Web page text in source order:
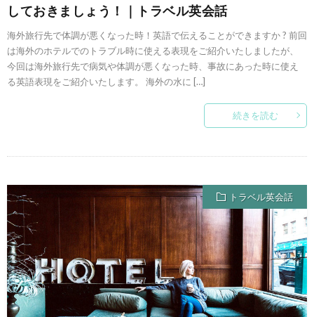
しておきましょう！｜トラベル英会話
海外旅行先で体調が悪くなった時！英語で伝えることができますか ? 前回
は海外のホテルでのトラブル時に使える表現をご紹介いたしましたが、
今回は海外旅行先で病気や体調が悪くなった時、事故にあった時に使え
る英語表現をご紹介いたします。 海外の水に […]
続きを読む
トラベル英会話